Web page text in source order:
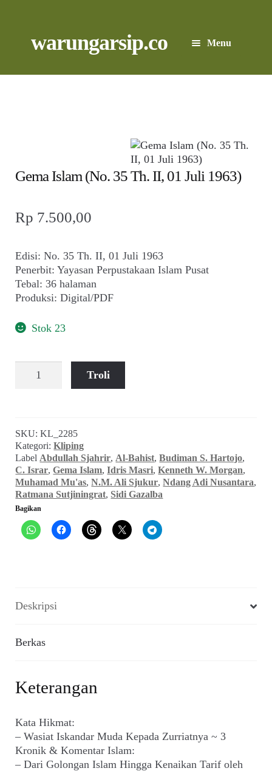
to
to
warungarsip.co Menu
Beranda
Foto
Cari Arsip
Alamat
Reseller
Gema Islam (No. 35 Th. II, 01 Juli 1963)
Rp 7.500,00
Edisi: No. 35 Th. II, 01 Juli 1963
Penerbit: Yayasan Perpustakaan Islam Pusat
Tebal: 36 halaman
Produksi: Digital/PDF
Stok 23
Gema
Th.
II,
01
Juli
1963)
Troli
SKU:KL_2285
Kategori:Kliping
Label Abdullah Sjahrir, Al-Bahist,Budiman S. Hartojo,
C. Israr,Gema Islam,Idris Masri,Kenneth W. Morgan,
Muhamad Mu'as,N.M. Ali Sjukur,Ndang Adi Nusantara,
Ratmana Sutjiningrat, Sidi Gazalba
Bagikan
Deskripsi
Berkas
Keterangan
Kata Hikmat:
– Wasiat Iskandar Muda Kepada Zurriatnya ~ 3
Kronik & Komentar Islam:
– Dari Golongan Islam Hingga Kenaikan Tarif oleh